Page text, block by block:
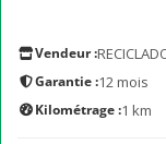
Vendeur :
Garantie :12 mois
Kilométrage :1 km